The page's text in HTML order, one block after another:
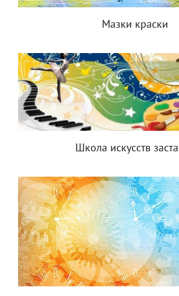
Мазки краски
Школа искусств